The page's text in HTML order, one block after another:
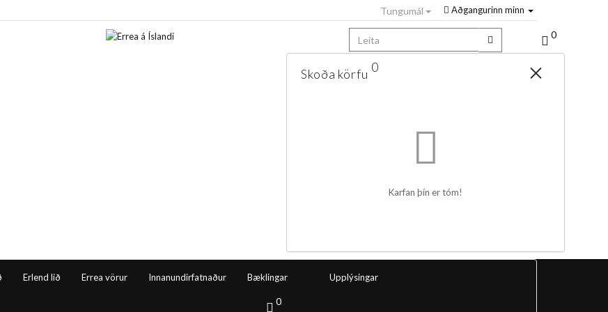
Aðgangurinn minn
Tungumál
0
Skoða körfu 0
Karfan þín er tóm!
Erlend lið Errea vörur Innanundirfatnaður Bæklingar Upplýsingar
0